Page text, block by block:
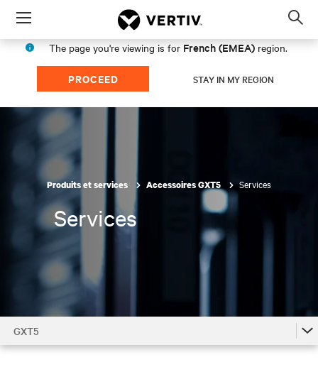
Menu
The page you're viewing is for French (EMEA) region.
PROCEED STAY IN MY REGION
Produits et services Accessoires GXT5 Services
Services
GXT5